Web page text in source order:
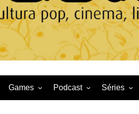
Games Podcast Séries